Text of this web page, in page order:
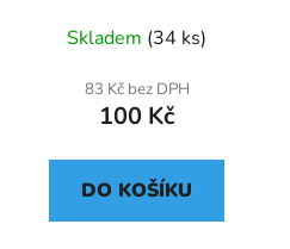
Skladem (34 ks)
83 Kč bez DPH
100 Kč
DO KOŠÍKU